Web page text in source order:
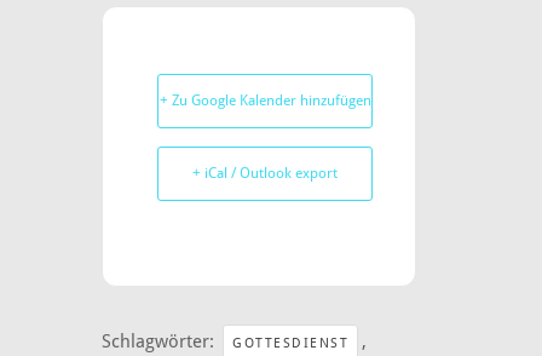
+ Zu Google Kalender hinzufügen
+ iCal / Outlook export
Schlagwörter: GOTTESDIENST ,